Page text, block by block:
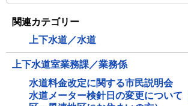
関連カテゴリー
上下水道／水道
上下水道室業務課／業務係
水道料金改定に関する市民説明会
水道メーター検針日の変更について